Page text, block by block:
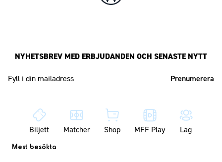
NYHETSBREV MED ERBJUDANDEN OCH SENASTE NYTT
Biljett Matcher Shop MFF Play Lag
Mest besökta